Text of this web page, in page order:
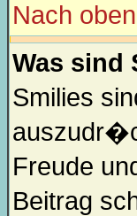
Nach oben
Was sind
Smilies
Freude
Beitrag